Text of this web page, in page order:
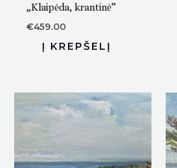
„Klaipėda, krantinė”
€459.00